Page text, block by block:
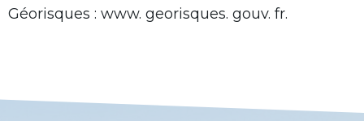
Géorisques : www. georisques. gouv. fr.